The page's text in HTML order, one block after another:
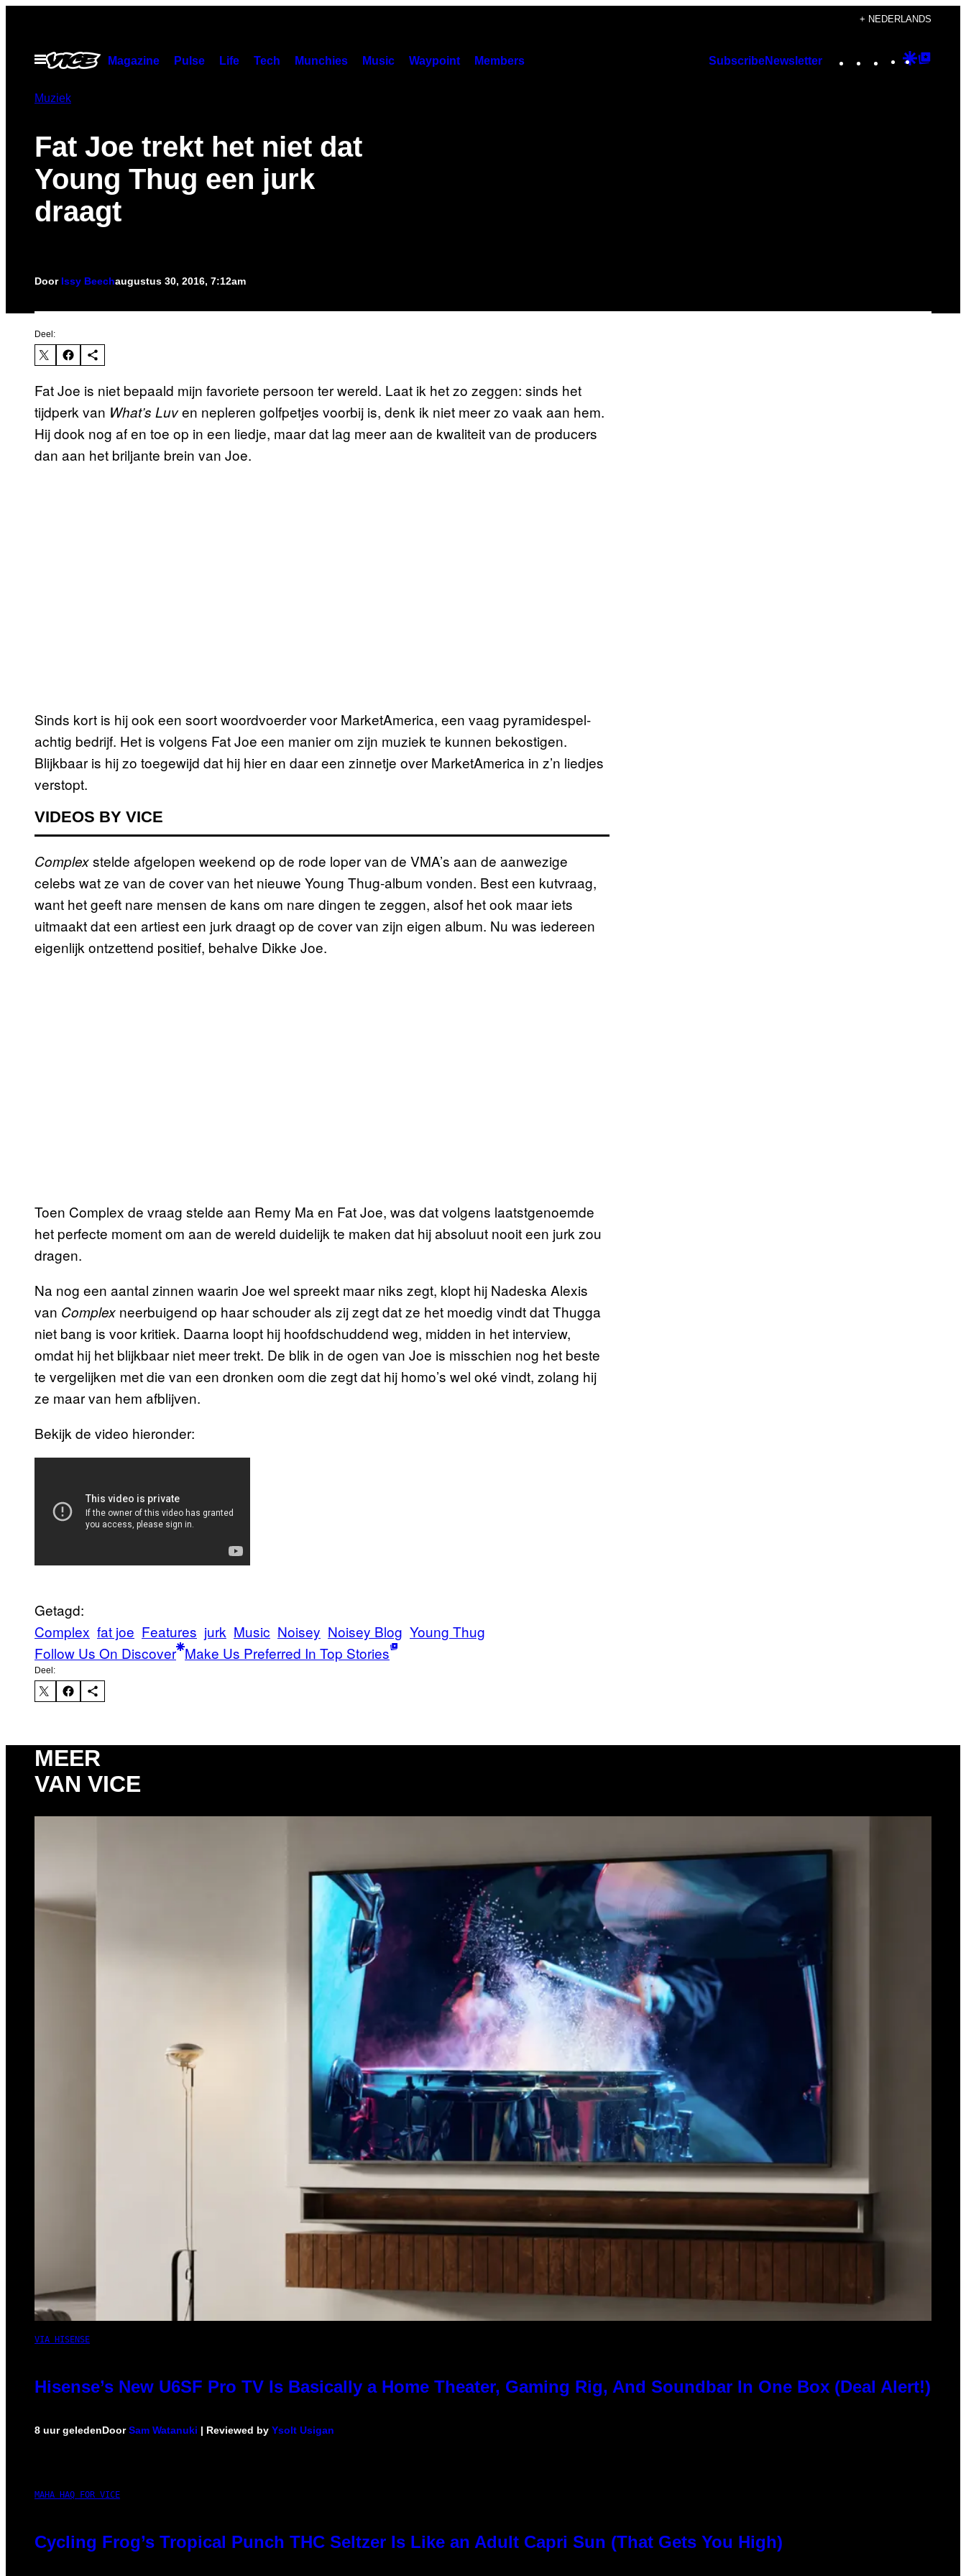
+ NEDERLANDS
Open
menu
Magazine Pulse Life Tech Munchies Music Waypoint Members SubscribeNewsletter Instagram
TikTok
YouTube
Google
Muziek
Fat Joe trekt het niet dat
Young Thug een jurk
draagt
Door Issy Beechaugustus 30, 2016, 7:12am
Deel:
Fat Joe is niet bepaald mijn favoriete persoon ter wereld. Laat ik het zo zeggen: sinds het
tijdperk van What’s Luven nepleren golfpetjes voorbij is, denk ik niet meer zo vaak aan hem.
Hij dook nog af en toe op in een liedje, maar dat lag meer aan de kwaliteit van de producers
dan aan het briljante brein van Joe.
Sinds kort is hij ook een soort woordvoerder voor MarketAmerica, een vaag pyramidespel-
achtig bedrijf. Het is volgens Fat Joe een manier om zijn muziek te kunnen bekostigen.
Blijkbaar is hij zo toegewijd dat hij hier en daar een zinnetje over MarketAmerica in z’n liedjes
verstopt.
VIDEOS BY VICE
Complexstelde afgelopen weekend op de rode loper van de VMA’s aan de aanwezige
celebs wat ze van de cover van het nieuwe Young Thug-album vonden. Best een kutvraag,
want het geeft nare mensen de kans om nare dingen te zeggen, alsof het ook maar iets
uitmaakt dat een artiest een jurk draagt op de cover van zijn eigen album. Nu was iedereen
eigenlijk ontzettend positief, behalve Dikke Joe.
Toen Complex de vraag stelde aan Remy Ma en Fat Joe, was dat volgens laatstgenoemde
het perfecte moment om aan de wereld duidelijk te maken dat hij absoluut nooit een jurk zou
dragen.
Na nog een aantal zinnen waarin Joe wel spreekt maar niks zegt, klopt hij Nadeska Alexis
van Complex neerbuigend op haar schouder als zij zegt dat ze het moedig vindt dat Thugga
niet bang is voor kritiek. Daarna loopt hij hoofdschuddend weg, midden in het interview,
omdat hij het blijkbaar niet meer trekt. De blik in de ogen van Joe is misschien nog het beste
te vergelijken met die van een dronken oom die zegt dat hij homo’s wel oké vindt, zolang hij
ze maar van hem afblijven.
Bekijk de video hieronder:
Getagd:
Complex fat joe Features jurk Music Noisey Noisey Blog Young Thug
Follow Us On Discover Make Us Preferred In Top Stories
Deel:
MEER
VAN VICE
VIA HISENSE
Hisense’s New U6SF Pro TV Is Basically a Home Theater, Gaming Rig, And Soundbar In One Box (Deal Alert!)
8 uur geledenDoorSam Watanuki | Reviewed by Ysolt Usigan
MAHA HAQ FOR VICE
Cycling Frog’s Tropical Punch THC Seltzer Is Like an Adult Capri Sun (That Gets You High)